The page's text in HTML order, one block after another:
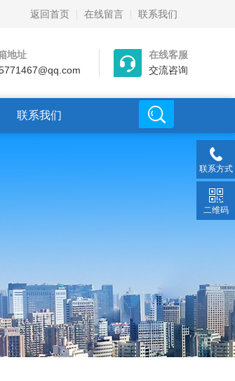
返回首页 在线留言 联系我们
地址
在线客服
交流咨询
联系我们
联系方式
二维码